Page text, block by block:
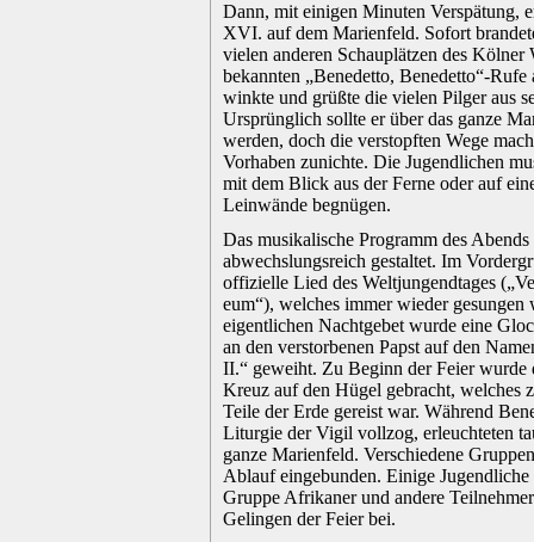
Dann, mit einigen Minuten Verspätung,
XVI. auf dem Marienfeld. Sofort
vielen anderen Schauplätzen des Kölner
bekannten „Benedetto, Benedetto“-Rufe
winkte und grüßte die vielen Pilger aus
Ursprünglich sollte er über das ganze
werden, doch die verstopften Wege
Vorhaben zunichte. Die Jugendlichen
mit dem Blick aus der Ferne oder auf
Leinwände begnügen.
Das musikalische Programm des
abwechslungsreich gestaltet. Im
offizielle Lied des Weltjungendtages
eum“), welches immer wieder gesungen
eigentlichen Nachtgebet wurde eine
an den verstorbenen Papst auf den
II.“ geweiht. Zu Beginn der Feier wurde
Kreuz auf den Hügel gebracht, welches
Teile der Erde gereist war. Während
Liturgie der Vigil vollzog, erleuchteten
ganze Marienfeld. Verschiedene
Ablauf eingebunden. Einige Jugendliche
Gruppe Afrikaner und andere
Gelingen der Feier bei.